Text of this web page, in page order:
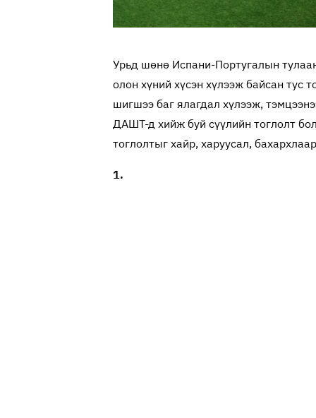
Урьд шөнө Испани-Португалын
олон хүний хүсэн хүлээж байсан тус
шигшээ баг ялагдал хүлээж,
ДАШТ-д хийж буй сүүлийн тоглолт
тоглолтыг хайр, харуусал,
1.